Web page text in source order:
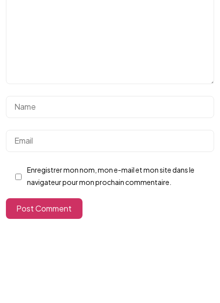
Enregistrer mon nom, mon e-mail et mon site dans le
navigateur pour mon prochain commentaire.
Post Comment